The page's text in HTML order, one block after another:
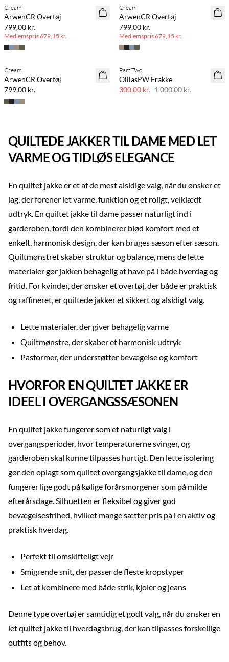
Cream
ArwenCR Overtøj
799,00 kr.
Medlemspris679,15 kr.
Cream
ArwenCR Overtøj
799,00 kr.
Medlemspris679,15 kr.
Cream
ArwenCR Overtøj
799,00 kr.
70% rabat
Part Two
OlilasPW Frakke
300,00 kr. 1.000,00 kr.
QUILTEDE JAKKER TIL DAME MED LET
VARME OG TIDLØS ELEGANCE
En quiltet jakke er et af de mest alsidige valg, når du ønsker et
lag, der forener let varme, funktion og et roligt, velklædt
udtryk. En quiltet jakke til dame passer naturligt ind i
garderoben, fordi den kombinerer blød komfort med et
enkelt, harmonisk design, der kan bruges sæson efter sæson.
Quiltmønstret skaber struktur og balance, mens de lette
materialer gør jakken behagelig at have på i både hverdag og
fritid. For kvinder, der ønsker et overtøj, der både er praktisk
og raffineret, er quiltede jakker et sikkert og alsidigt valg.
Lette materialer, der giver behagelig varme
Quiltmønstre, der skaber et harmonisk udtryk
Pasformer, der understøtter bevægelse og komfort
HVORFOR EN QUILTET JAKKE ER
IDEEL I OVERGANGSSÆSONEN
En quiltet jakke fungerer som et naturligt valg i
overgangsperioder, hvor temperaturerne svinger, og
garderoben skal kunne tilpasses hurtigt. Den lette isolering
gør den oplagt som quiltet overgangsjakke til dame, og den
fungerer lige godt på kølige forårsmorgener som på milde
efterårsdage. Silhuetten er fleksibel og giver god
bevægelsesfrihed, hvilket mange sætter pris på i en aktiv og
praktisk hverdag.
Perfekt til omskifteligt vejr
Smigrende snit, der passer de fleste kropstyper
Let at kombinere med både strik, kjoler og jeans
Denne type overtøj er samtidig et godt valg, når du ønsker en
let quiltet jakke til hverdagsbrug, der kan tilpasses forskellige
outfits og behov.